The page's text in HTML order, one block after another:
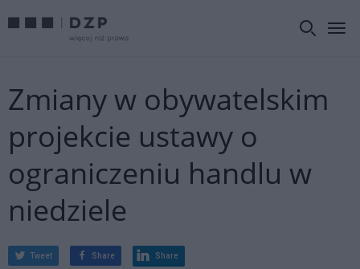
Zmiany w obywatelskim
projekcie ustawy o
ograniczeniu handlu w
niedziele
Tweet Share Share